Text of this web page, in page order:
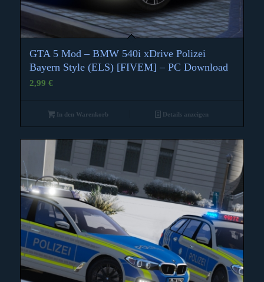
GTA 5 Mod – BMW 540i xDrive Polizei
Bayern Style (ELS) [FIVEM] – PC Download
2,99 €
In den Warenkorb Details anzeigen